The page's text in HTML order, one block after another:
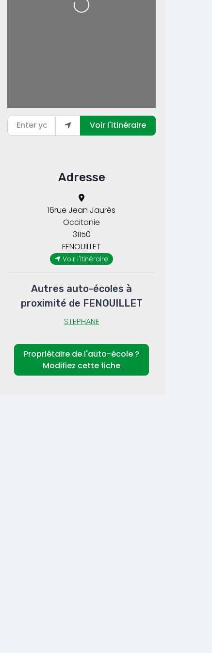
Loading...
Enter your location
Voir l'itinéraire
Adresse
16rue Jean Jaurès
FENOUILLET
Occitanie
31150
Voir l'itinéraire
Autres auto-écoles à
proximité de FENOUILLET
STEPHANE
Propriétaire de l'auto-école ?
Modifiez cette fiche